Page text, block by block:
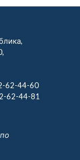
62-44-60
62-44-81